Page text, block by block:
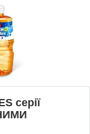
серії